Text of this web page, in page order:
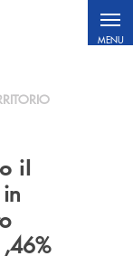
MENU
il